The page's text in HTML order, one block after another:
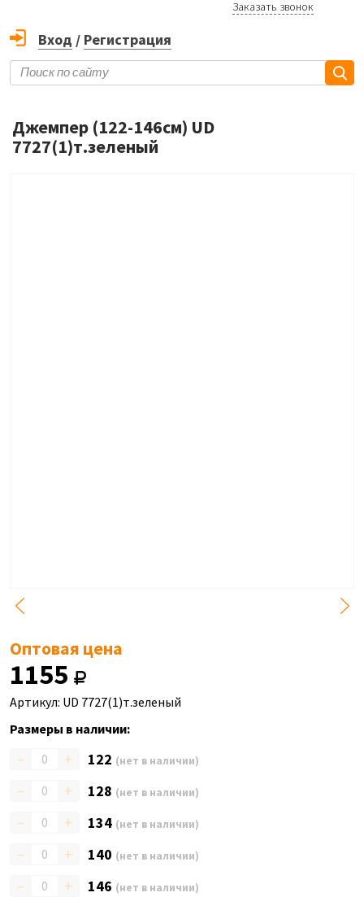
Заказать звонок
Вход / Регистрация
Джемпер (122-146см) UD
7727(1)т.зеленый
Оптовая цена
1155
Артикул: UD 7727(1)т.зеленый
Размеры в наличии:
– + 122 (нет в наличии)
– + 128 (нет в наличии)
– + 134 (нет в наличии)
– + 140 (нет в наличии)
– + 146 (нет в наличии)